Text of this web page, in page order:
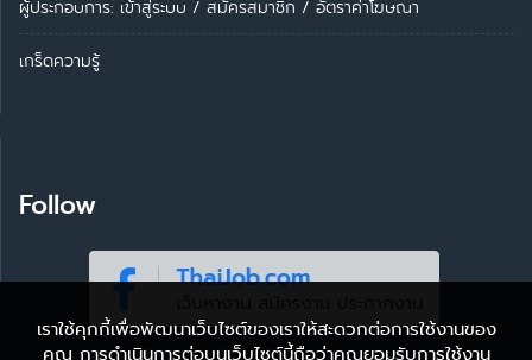
ผู้ประกอบการ: เข้าสู่ระบบ / สมัครสมาชิก / อัตราค่าโฆษณา
เกร็ดความรู้
Follow
เราใช้คุกกี้เพื่อพัฒนาเว็บไซต์ของเราให้สะดวกต่อการใช้งานของ
คุณ การดำเนินการต่อบนเว็บไซต์นี้ถือว่าคุณยอมรับการใช้งาน